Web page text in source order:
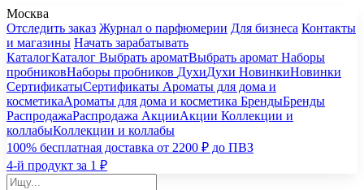
Москва
Отследить заказ Журнал о парфюмерии Для бизнеса Контакты
и магазины Начать зарабатывать
КаталогКаталог Выбрать ароматВыбрать аромат Наборы
пробниковНаборы пробников ДухиДухи НовинкиНовинки
СертификатыСертификаты Ароматы для дома и
косметикаАроматы для дома и косметика БрендыБренды
РаспродажаРаспродажа АкцииАкции Коллекции и
коллабыКоллекции и коллабы
100% бесплатная доставка от 2200 ₽ до ПВЗ
4-й продукт за 1 ₽